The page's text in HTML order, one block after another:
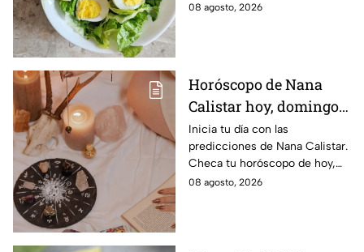
08 agosto, 2026
Horóscopo de Nana
Calistar hoy, domingo 9
de agosto: estos signos
tendrán ingresos extra
Inicia tu día con las
predicciones de Nana Calistar.
Checa tu horóscopo de hoy,
domingo 9 de agosto, y
08 agosto, 2026